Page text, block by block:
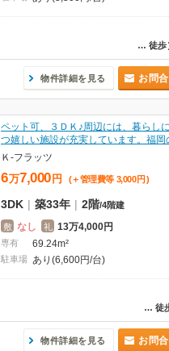
… 徒歩
物件詳細を見る お問
ペット可、３ＤＫ♪周辺には、暮らし
つ嬉しい施設が充実しています。福
Ｋ-フラッツ
6万7,000 円 (＋管理費等 3,000 円 )
3DK | 築33年 | 2階/4階建
敷 なし 礼 13万4,000円
専有 69.24m²
駐車場 あり(6,600円/台)
… 徒
物件詳細を見る お問